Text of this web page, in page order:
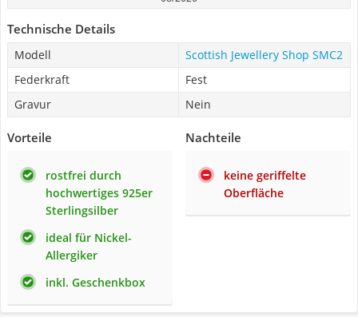
Technische Details
Modell
Scottish Jewellery Shop SMC2
Federkraft
Fest
Gravur
Nein
Vorteile
rostfrei durch
hochwertiges 925er
Sterlingsilber
ideal für Nickel-
Allergiker
inkl. Geschenkbox
Nachteile
keine geriffelte
Oberfläche